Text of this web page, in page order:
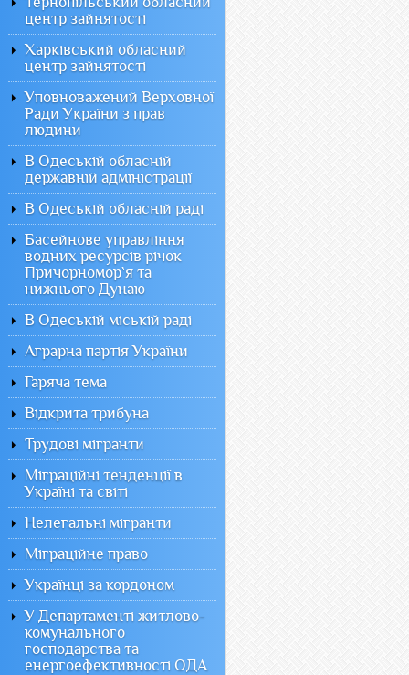
центр зайнятості
Харківський обласний
центр зайнятості
Уповноважений Верховної
Ради України з прав
людини
В Одеській обласній
державній адміністрації
В Одеській обласній раді
Басейнове управління
водних ресурсів річок
Причорномор`я та
нижнього Дунаю
В Одеській міській раді
Аграрна партія України
Гаряча тема
Відкрита трибуна
Трудові мігранти
Міграційні тенденції в
Україні та світі
Нелегальні мігранти
Міграційне право
Українці за кордоном
У Департаменті житлово-
комунального
господарства та
енергоефективності ОДА